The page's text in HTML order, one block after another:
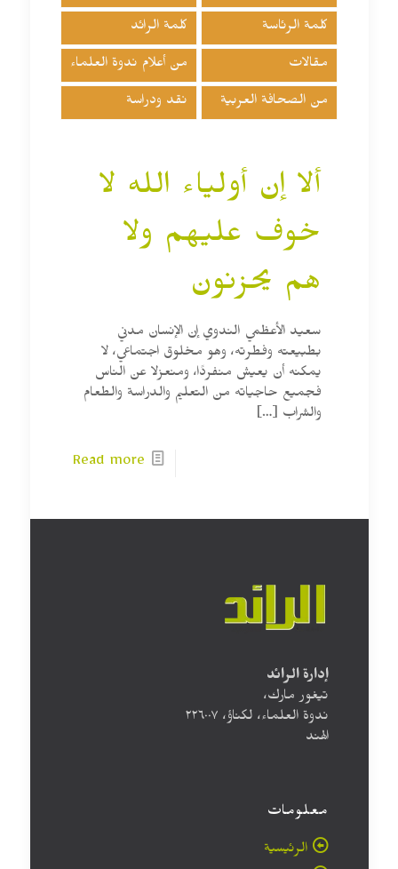
كلمة الرئاسة كلمة الرائد
مقالات من أعلام ندوة العلماء
من الصحافة العربية نقد ودراسة
ألا إن أولياء الله لا
خوف عليهم ولا
هم يحزنون
سعيد الأعظمي الندوي إن الإنسان مدني
بطبيعته وفطرته، وهو مخلوق اجتماعي، لا
يمكنه أن يعيش منفردًا، ومنعزلا عن الناس
فجميع حاجياته من التعليم والدراسة والطعام
والشراب […]
Read more
إدارة الرائد
تيغور مارك،
ندوة العلماء، لكناؤ، ۲۲٦۰۰۷
الهند
معلومات
الرئيسية